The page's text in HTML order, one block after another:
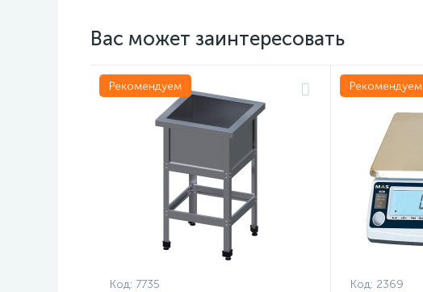
Вас может заинтересовать
Рекомендуем
Код: 7735
Рекомендуем
Код: 2369